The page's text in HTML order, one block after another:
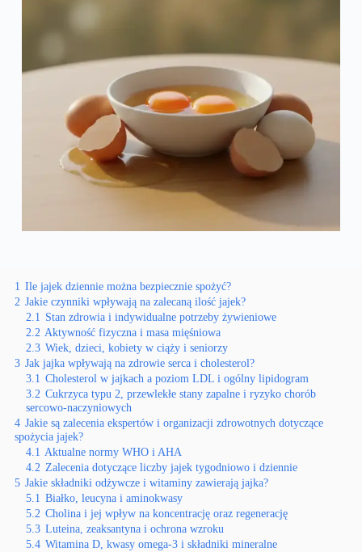
1 Ile jajek dziennie można bezpiecznie spożyć?
2 Jakie czynniki wpływają na zalecaną ilość jajek?
2.1 Stan zdrowia i indywidualne potrzeby żywieniowe
2.2 Aktywność fizyczna i masa mięśniowa
2.3 Wiek, dzieci, kobiety w ciąży i seniorzy
3 Jak jajka wpływają na zdrowie serca i cholesterol?
3.1 Cholesterol w jajkach a poziom LDL i ogólny lipidogram
3.2 Cukrzyca typu 2, przewlekłe stany zapalne i ryzyko chorób
sercowo-naczyniowych
4 Jakie są zalecenia ekspertów i organizacji zdrowotnych dotyczące
spożycia jajek?
4.1 Aktualne normy WHO i AHA
4.2 Zalecenia dotyczące liczby jajek tygodniowo i dziennie
5 Jakie składniki odżywcze i witaminy zawierają jajka?
5.1 Białko, leucyna i aminokwasy
5.2 Cholina i jej wpływ na koncentrację oraz regenerację
5.3 Luteina, zeaksantyna i ochrona wzroku
5.4 Witamina D, kwasy omega-3 i składniki mineralne